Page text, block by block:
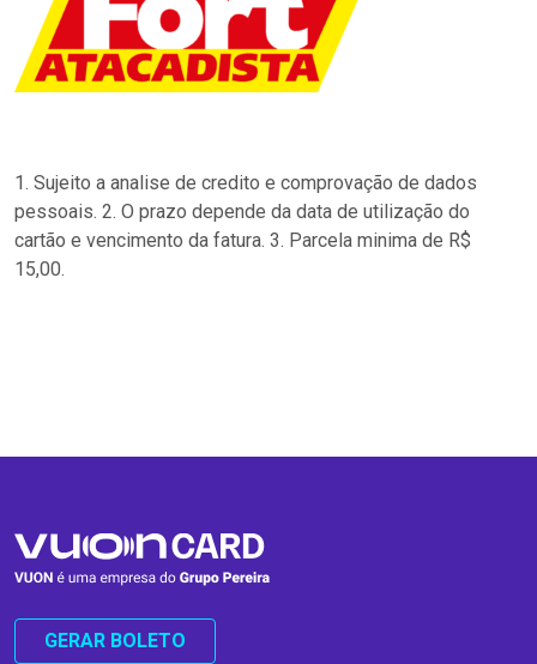
1. Sujeito a analise de credito e comprovação de dados
pessoais. 2. O prazo depende da data de utilização do
cartão e vencimento da fatura. 3. Parcela minima de R$
15,00.
GERAR BOLETO